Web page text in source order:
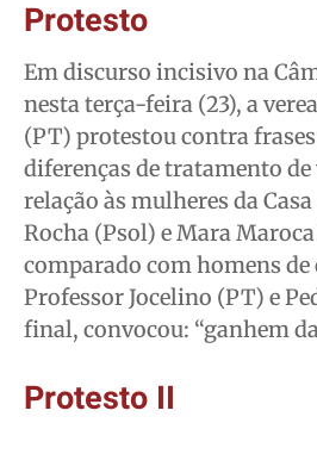
Protesto
Em discurso incisivo na
nesta terça-feira (23), a
(PT) protestou contra frases
diferenças de tratamento de
relação às mulheres da
Rocha (Psol) e Mara
comparado com homens de
Professor Jocelino (PT) e
final, convocou: “ganhem
Protesto II